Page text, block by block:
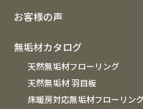
お客様の声
無垢材カタログ
天然無垢材フローリング
天然無垢材 羽目板
床暖房対応無垢材フローリン